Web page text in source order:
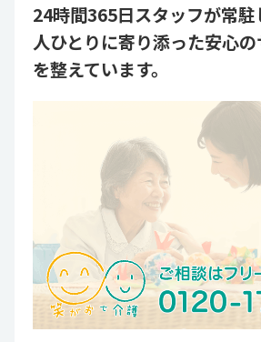
24時間365日スタッフが常
人ひとりに寄り添った安心
を整えています。